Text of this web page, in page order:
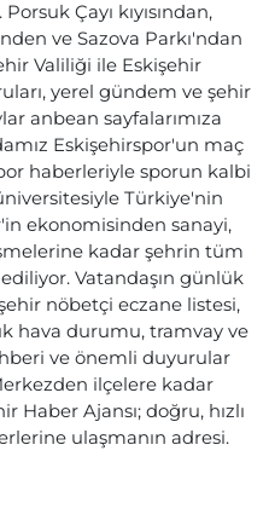
Çayı kıyısından,
ve Sazova Parkı'ndan
Valiliği ile Eskişehir
yerel gündem ve şehir
anbean sayfalarımıza
Eskişehirspor'un maç
haberleriyle sporun kalbi
Türkiye'nin
ekonomisinden sanayi,
kadar şehrin tüm
Vatandaşın günlük
nöbetçi eczane listesi,
hava durumu, tramvay ve
ve önemli duyurular
ilçelere kadar
Haber Ajansı; doğru, hızlı
ulaşmanın adresi.